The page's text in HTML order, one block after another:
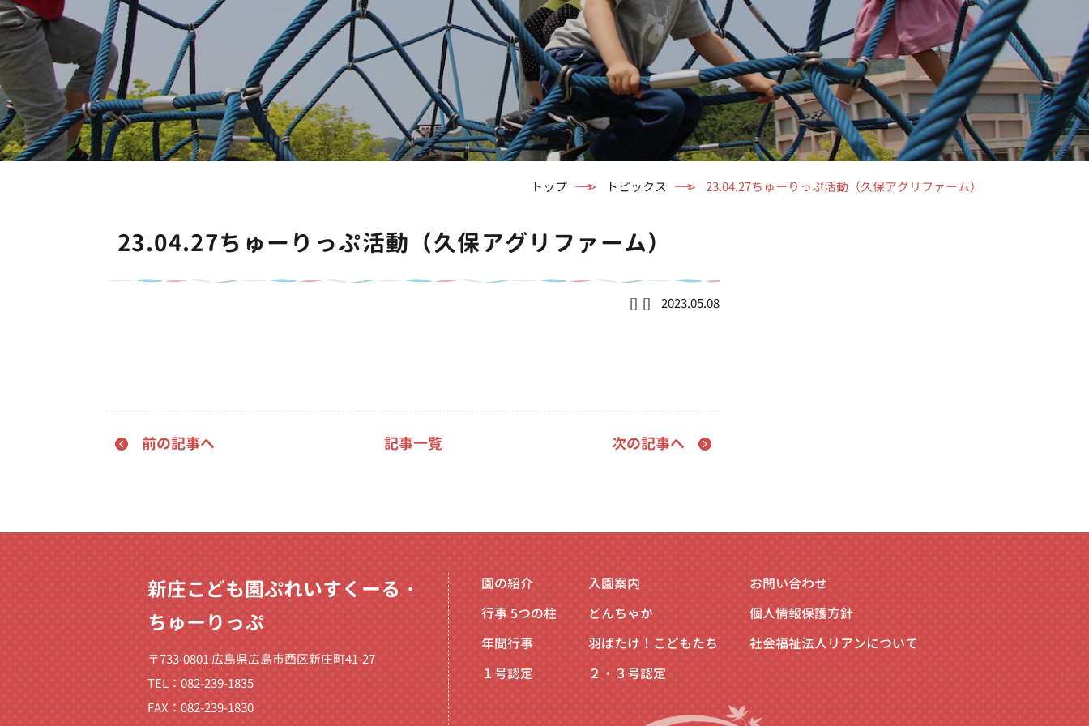
トップ トピックス 23.04.27ちゅーりっぷ活動（久保アグリファーム）
23.04.27ちゅーりっぷ活動（久保アグリファーム）
2023.05.08
前の記事へ 記事一覧 次の記事へ
新庄こども園ぷれいすくーる・
ちゅーりっぷ
〒733-0801 広島県広島市西区新庄町41-27
TEL：082-239-1835
FAX：082-239-1830
園の紹介
行事5つの柱
年間行事
１号認定
入園案内
どんちゃか
羽ばたけ！こどもたち
２・３号認定
お問い合わせ
個人情報保護方針
社会福祉法人リアンについて